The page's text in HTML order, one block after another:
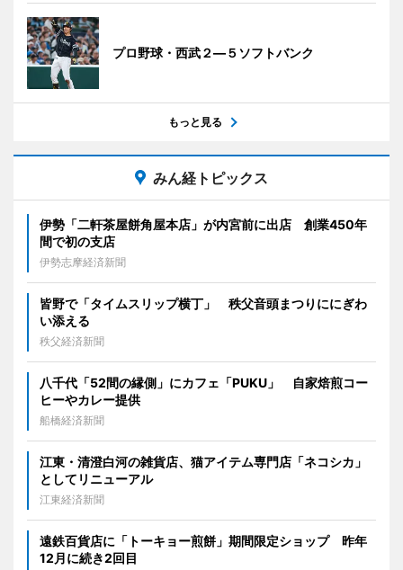
プロ野球・西武２―５ソフトバンク
もっと見る
みん経トピックス
伊勢「二軒茶屋餅角屋本店」が内宮前に出店 創業450年
間で初の支店
伊勢志摩経済新聞
皆野で「タイムスリップ横丁」 秩父音頭まつりににぎわ
い添える
秩父経済新聞
八千代「52間の縁側」にカフェ「PUKU」 自家焙煎コー
ヒーやカレー提供
船橋経済新聞
江東・清澄白河の雑貨店、猫アイテム専門店「ネコシカ」
としてリニューアル
江東経済新聞
遠鉄百貨店に「トーキョー煎餅」期間限定ショップ 昨年
12月に続き2回目